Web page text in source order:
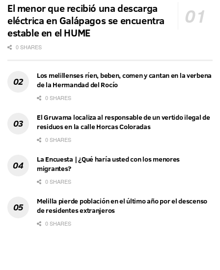
El menor que recibió una descarga
eléctrica en Galápagos se encuentra
estable en el HUME
0 SHARES
Los melillenses ríen, beben, comen y cantan en la verbena
de la Hermandad del Rocío
0 SHARES
El Gruvama localiza al responsable de un vertido ilegal de
residuos en la calle Horcas Coloradas
0 SHARES
La Encuesta | ¿Qué haría usted con los menores
migrantes?
0 SHARES
Melilla pierde población en el último año por el descenso
de residentes extranjeros
0 SHARES